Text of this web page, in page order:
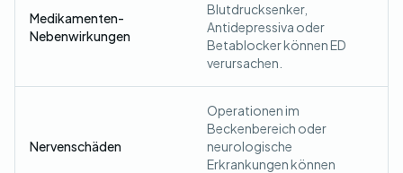
Medikamenten-
Nebenwirkungen
Blutdrucksenker,
Antidepressiva oder
Betablocker können ED
verursachen.
Nervenschäden
Operationen im
Beckenbereich oder
neurologische
Erkrankungen können